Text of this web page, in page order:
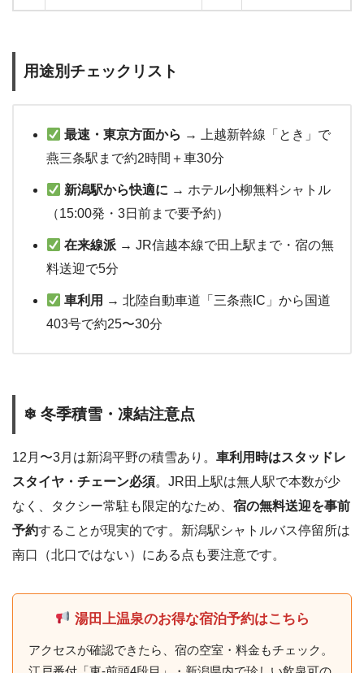
用途別チェックリスト
最速・東京方面から → 上越新幹線「とき」で
燕三条駅まで約2時間＋車30分
新潟駅から快適に → ホテル小柳無料シャトル
（15:00発・3日前まで要予約）
在来線派 → JR信越本線で田上駅まで・宿の無
料送迎で5分
車利用 → 北陸自動車道「三条燕IC」から国道
403号で約25〜30分
❄ 冬季積雪・凍結注意点
12月〜3月は新潟平野の積雪あり。 車利用時はスタッドレ
スタイヤ・チェーン必須。JR田上駅は無人駅で本数が少
なく、タクシー常駐も限定的なため、 宿の無料送迎を事前
予約することが現実的です。新潟駅シャトルバス停留所は
南口（北口ではない）にある点も要注意です。
湯田上温泉のお得な宿泊予約はこちら
アクセスが確認できたら、宿の空室・料金もチェック。